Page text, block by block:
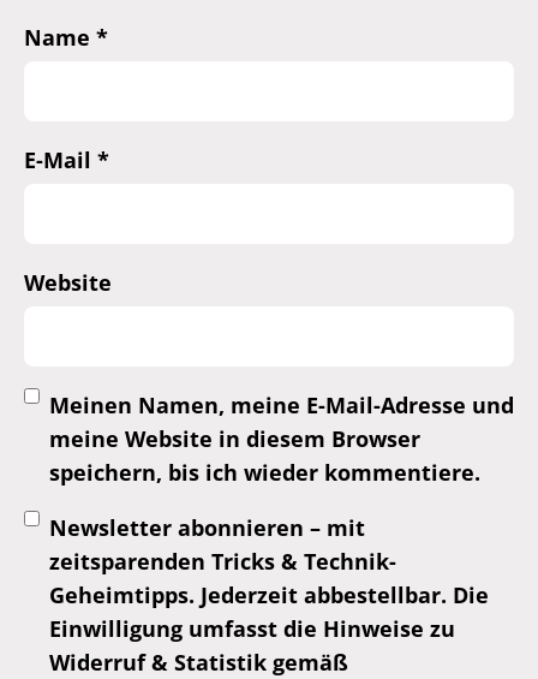
Name *
E-Mail *
Website
Meinen Namen, meine E-Mail-Adresse und
meine Website in diesem Browser
speichern, bis ich wieder kommentiere.
Newsletter abonnieren – mit
zeitsparenden Tricks & Technik-
Geheimtipps. Jederzeit abbestellbar. Die
Einwilligung umfasst die Hinweise zu
Widerruf & Statistik gemäß